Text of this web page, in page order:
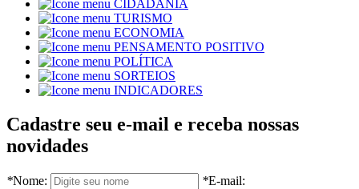
CIDADANIA
TURISMO
ECONOMIA
PENSAMENTO POSITIVO
POLÍTICA
SORTEIOS
INDICADORES
Cadastre seu e-mail e receba nossas
novidades
*Nome: *E-mail: